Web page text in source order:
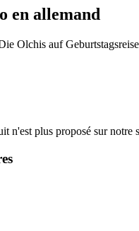
en allemand
Olchis auf
n'est plus proposé sur notre